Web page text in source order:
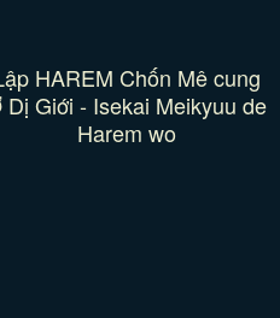
HAREM Chốn Mê cung
Dị Giới - Isekai Meikyuu de
Harem wo